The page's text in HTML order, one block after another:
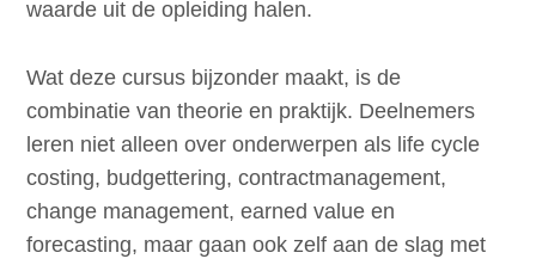
waarde uit de opleiding halen.
Wat deze cursus bijzonder maakt, is de
combinatie van theorie en praktijk. Deelnemers
leren niet alleen over onderwerpen als life cycle
costing, budgettering, contractmanagement,
change management, earned value en
forecasting, maar gaan ook zelf aan de slag met